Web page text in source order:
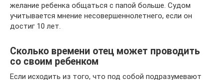
желание ребенка общаться с папой больше. Судом
учитывается мнение несовершеннолетнего, если он
достиг 10 лет.
Сколько времени отец может проводить
со своим ребенком
Если исходить из того, что под собой подразумевают